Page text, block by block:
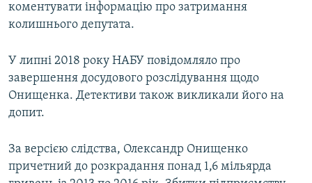
коментувати інформацію про затримання
колишнього депутата.
У липні 2018 року НАБУ повідомляло про
завершення досудового розслідування щодо
Онищенка. Детективи також викликали його на
допит.
За версією слідства, Олександр Онищенко
причетний до розкрадання понад 1,6 мільярда